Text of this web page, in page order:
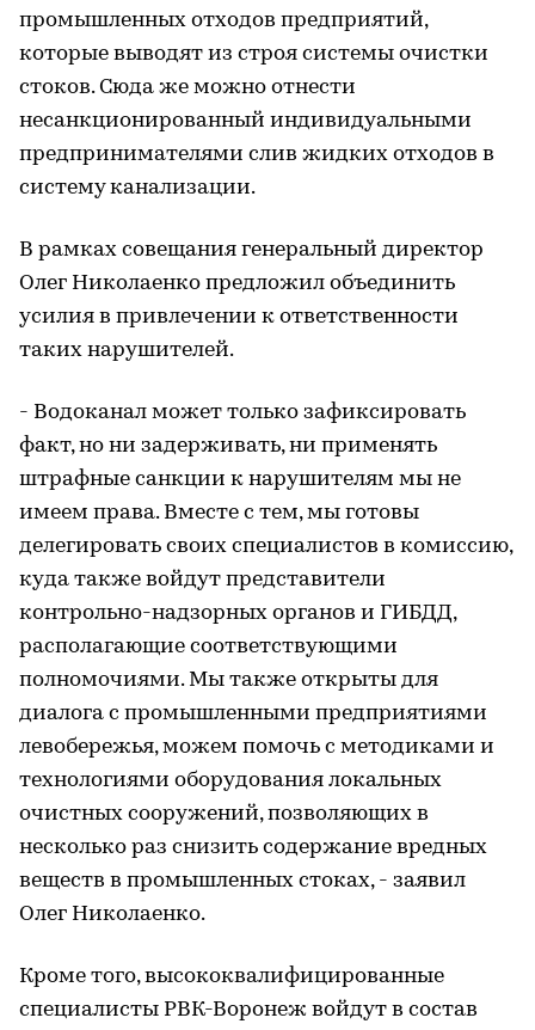
промышленных отходов предприятий,
которые выводят из строя системы очистки
стоков. Сюда же можно отнести
несанкционированный индивидуальными
предпринимателями слив жидких отходов в
систему канализации.
В рамках совещания генеральный директор
Олег Николаенко предложил объединить
усилия в привлечении к ответственности
таких нарушителей.
- Водоканал может только зафиксировать
факт, но ни задерживать, ни применять
штрафные санкции к нарушителям мы не
имеем права. Вместе с тем, мы готовы
делегировать своих специалистов в комиссию,
куда также войдут представители
контрольно-надзорных органов и ГИБДД,
располагающие соответствующими
полномочиями. Мы также открыты для
диалога с промышленными предприятиями
левобережья, можем помочь с методиками и
технологиями оборудования локальных
очистных сооружений, позволяющих в
несколько раз снизить содержание вредных
веществ в промышленных стоках, - заявил
Олег Николаенко.
Кроме того, высококвалифицированные
специалисты РВК-Воронеж войдут в состав